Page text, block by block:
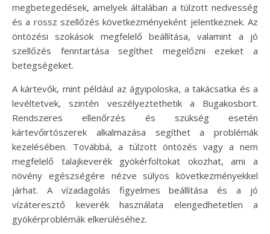
megbetegedések, amelyek általában a túlzott nedvesség
és a rossz szellőzés következményeként jelentkeznek. Az
öntözési szokások megfelelő beállítása, valamint a jó
szellőzés fenntartása segíthet megelőzni ezeket a
betegségeket.
A kártevők, mint például az ágyipoloska, a takácsatka és a
levéltetvek, szintén veszélyeztethetik a Bugakosbort.
Rendszeres ellenőrzés és szükség esetén
kártevőirtószerek alkalmazása segíthet a problémák
kezelésében. Továbbá, a túlzott öntözés vagy a nem
megfelelő talajkeverék gyökérfoltokat okozhat, ami a
növény egészségére nézve súlyos következményekkel
járhat. A vízadagolás figyelmes beállítása és a jó
vízáteresztő keverék használata elengedhetetlen a
gyökérproblémák elkerüléséhez.